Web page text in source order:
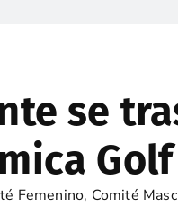
se
Golf
Femenino, Comité